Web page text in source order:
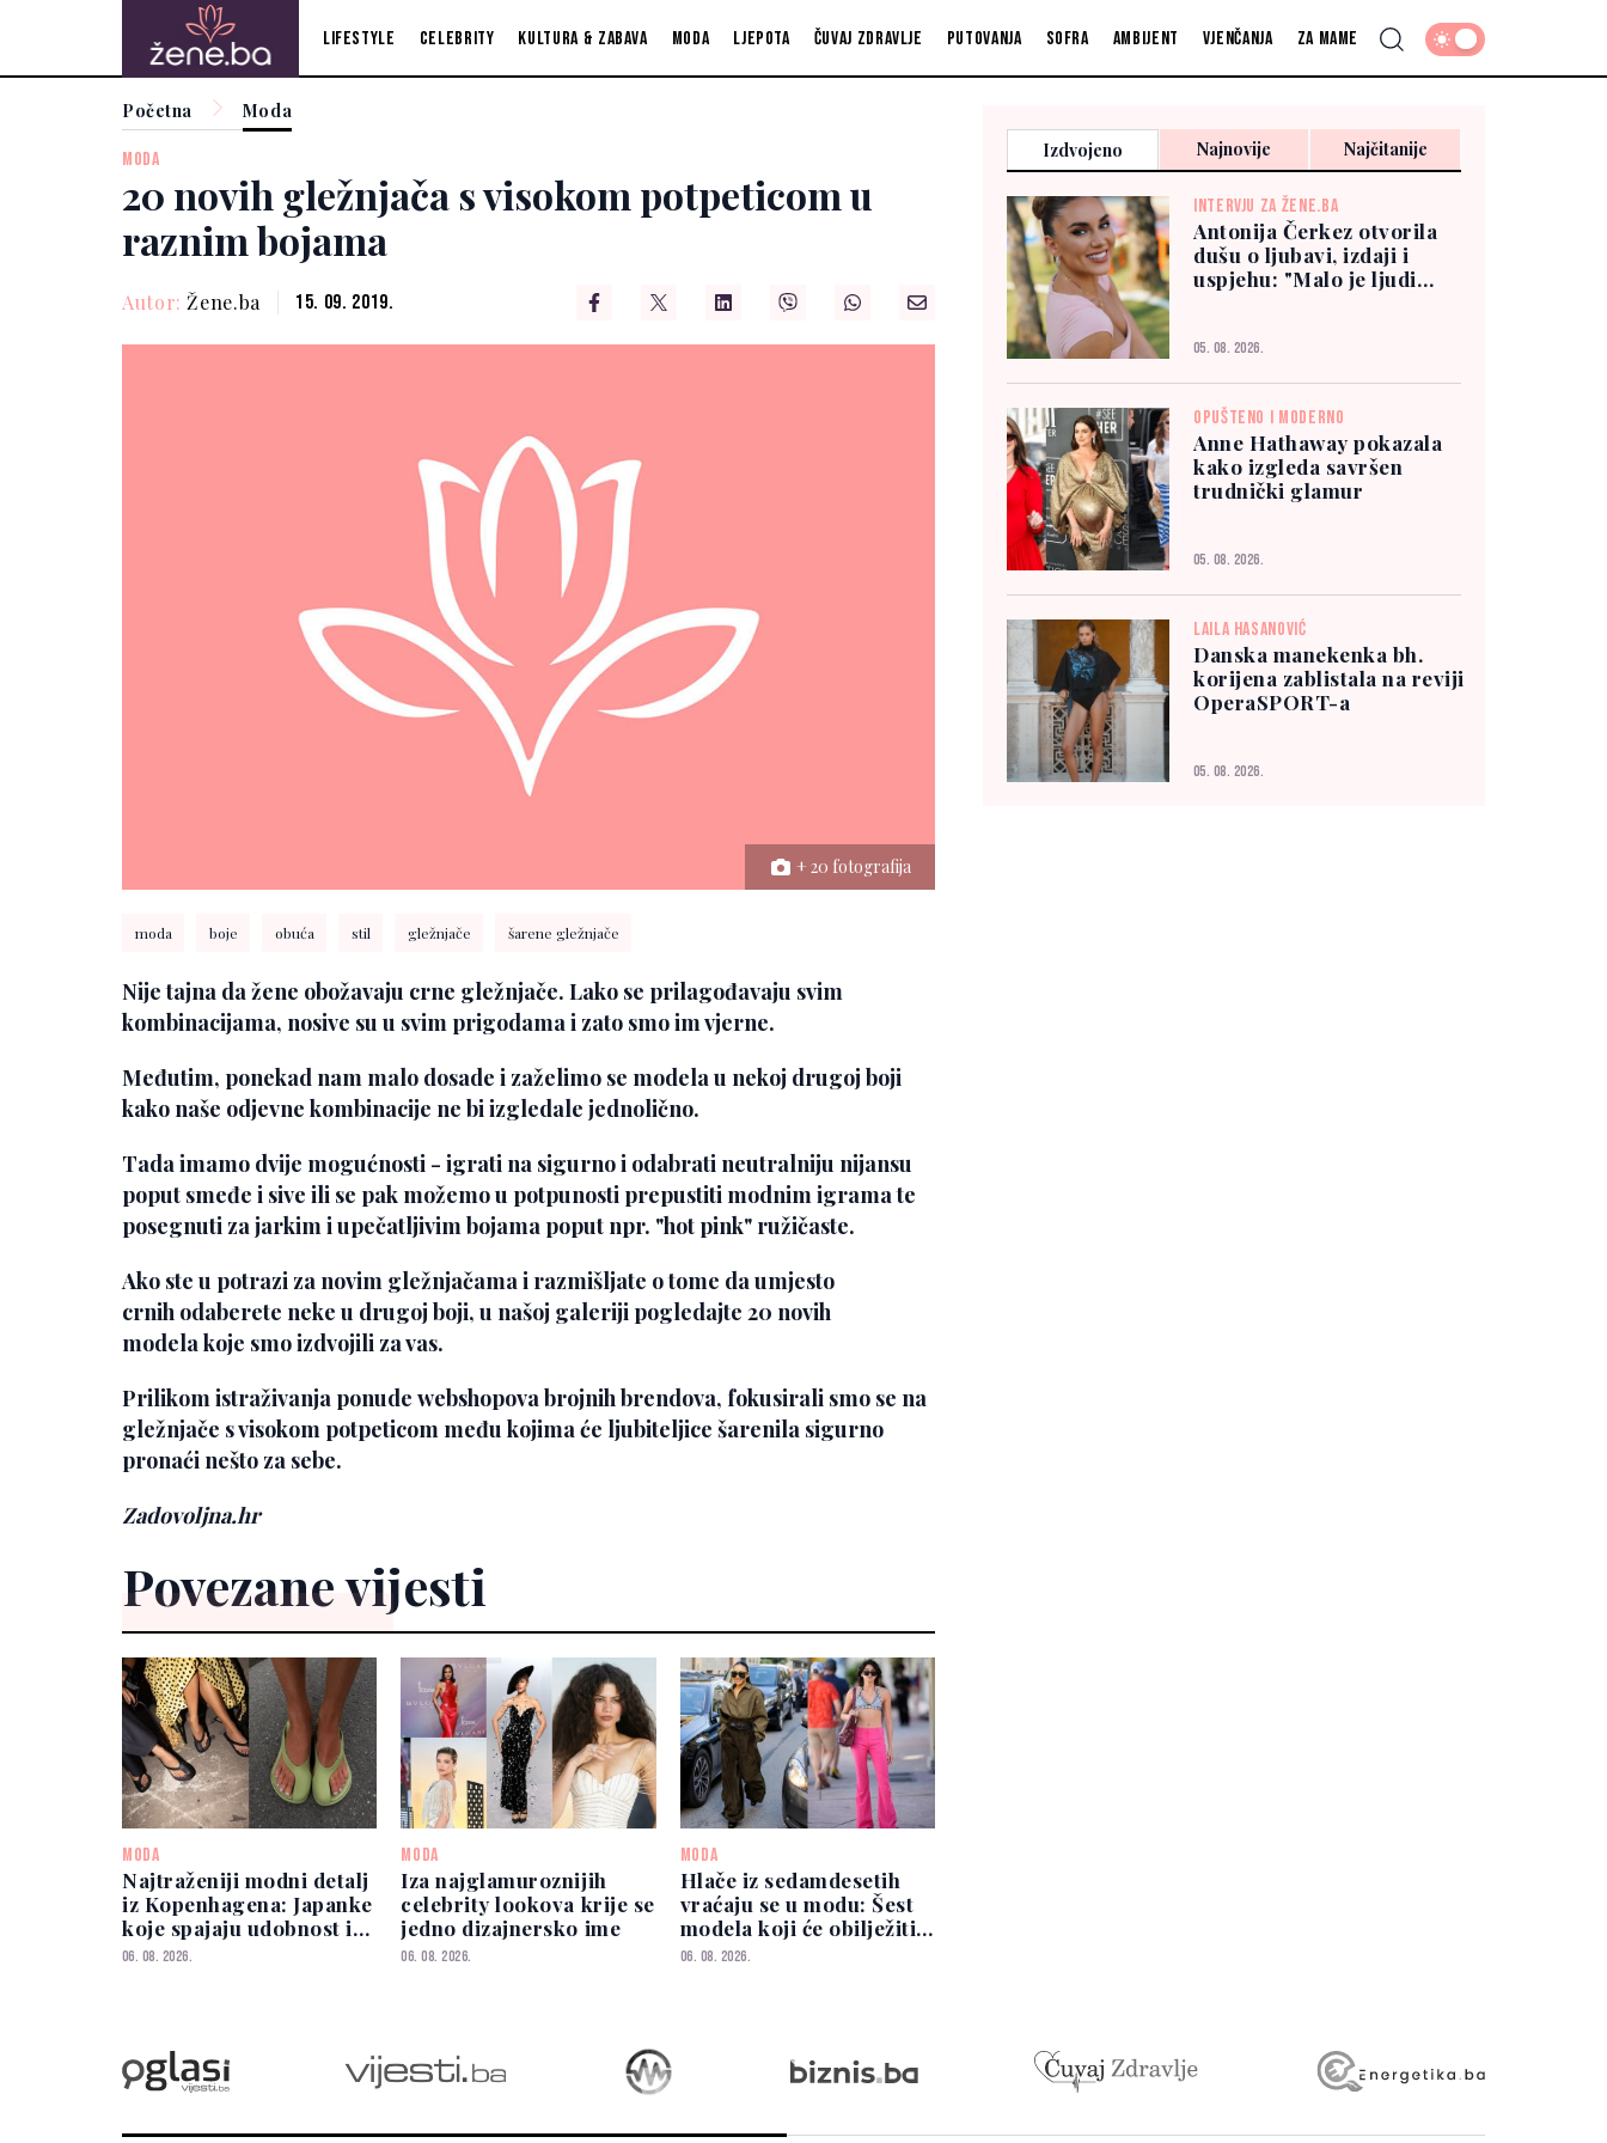
Lifestyle Celebrity Kultura & zabava Moda Ljepota Čuvaj zdravlje Putovanja Sofra Ambijent Vjenčanja Za mame
Početna Moda
MODA
20 novih gležnjača s visokom potpeticom u
raznim bojama
Autor: Žene.ba 15. 09. 2019.
+ 20 fotografija
moda boje obuća stil gležnjače šarene gležnjače
Nije tajna da žene obožavaju crne gležnjače. Lako se prilagođavaju svim
kombinacijama, nosive su u svim prigodama i zato smo im vjerne.
Međutim, ponekad nam malo dosade i zaželimo se modela u nekoj drugoj boji
kako naše odjevne kombinacije ne bi izgledale jednolično.
Tada imamo dvije mogućnosti - igrati na sigurno i odabrati neutralniju nijansu
poput smeđe i sive ili se pak možemo u potpunosti prepustiti modnim igrama te
posegnuti za jarkim i upečatljivim bojama poput npr. "hot pink" ružičaste.
Ako ste u potrazi za novim gležnjačama i razmišljate o tome da umjesto
crnih odaberete neke u drugoj boji, u našoj galeriji pogledajte 20 novih
modela koje smo izdvojili za vas.
Prilikom istraživanja ponude webshopova brojnih brendova, fokusirali smo se na
gležnjače s visokom potpeticom među kojima će ljubiteljice šarenila sigurno
pronaći nešto za sebe.
Zadovoljna.hr
Povezane vijesti
MODA
Najtraženiji modni detalj
iz Kopenhagena: Japanke
koje spajaju udobnost i
eleganciju
06. 08. 2026.
MODA
Iza najglamuroznijih
celebrity lookova krije se
jedno dizajnersko ime
06. 08. 2026.
MODA
Hlače iz sedamdesetih
vraćaju se u modu: Šest
modela koji će obilježiti
sezonu
06. 08. 2026.
Izdvojeno Najnovije Najčitanije
INTERVJU ZA ŽENE.BA
Antonija Čerkez otvorila
dušu o ljubavi, izdaji i
uspjehu: "Malo je ljudi
05. 08. 2026.
OPUŠTENO I MODERNO
Anne Hathaway pokazala
kako izgleda savršen
trudnički glamur
05. 08. 2026.
LAILA HASANOVIĆ
Danska manekenka bh.
korijena zablistala na reviji
OperaSPORT-a
05. 08. 2026.